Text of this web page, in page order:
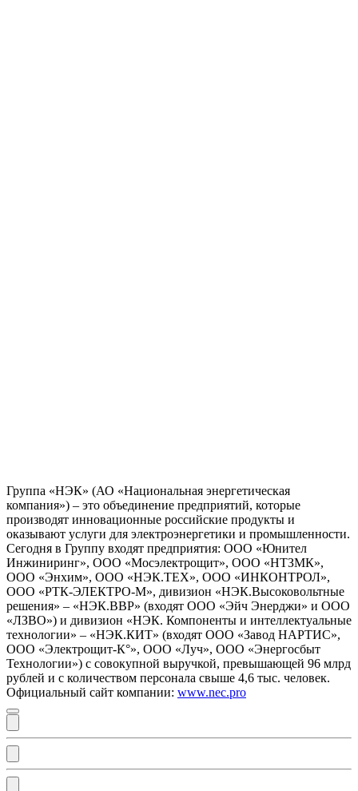
Группа «НЭК» (АО «Национальная энергетическая
компания») – это объединение предприятий, которые
производят инновационные российские продукты и
оказывают услуги для электроэнергетики и промышленности.
Сегодня в Группу входят предприятия: ООО «Юнител
Инжиниринг», ООО «Мосэлектрощит», ООО «НТЗМК»,
ООО «Энхим», ООО «НЭК.ТЕХ», ООО «ИНКОНТРОЛ»,
ООО «РТК-ЭЛЕКТРО-М», дивизион «НЭК.Высоковольтные
решения» – «НЭК.ВВР» (входят ООО «Эйч Энерджи» и ООО
«ЛЗВО») и дивизион «НЭК. Компоненты и интеллектуальные
технологии» – «НЭК.КИТ» (входят ООО «Завод НАРТИС»,
ООО «Электрощит-К°», ООО «Луч», ООО «Энергосбыт
Технологии») с совокупной выручкой, превышающей 96 млрд
рублей и с количеством персонала свыше 4,6 тыс. человек.
Официальный сайт компании: www.nec.pro